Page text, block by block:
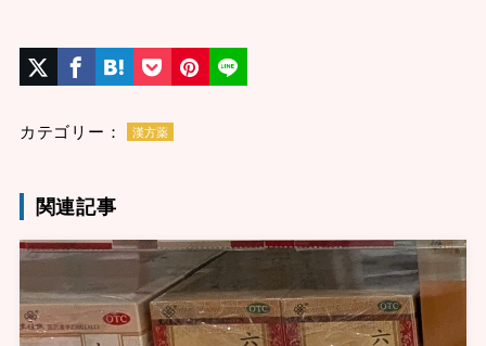
カテゴリー： 漢方薬
関連記事